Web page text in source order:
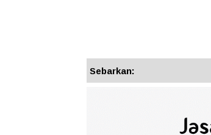
Sebarkan: